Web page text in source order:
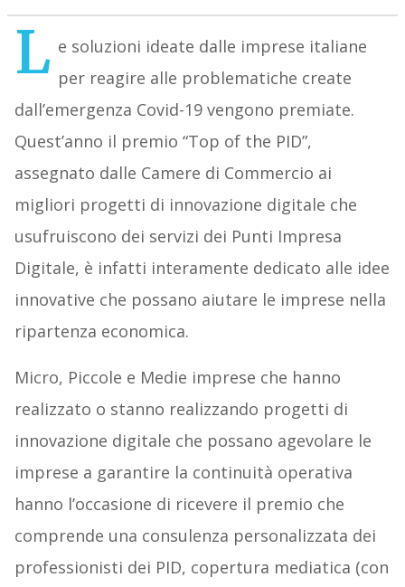
L e soluzioni ideate dalle imprese italiane
per reagire alle problematiche create
dall’emergenza Covid-19 vengono premiate.
Quest’anno il premio “Top of the PID”,
assegnato dalle Camere di Commercio ai
migliori progetti di innovazione digitale che
usufruiscono dei servizi dei Punti Impresa
Digitale, è infatti interamente dedicato alle idee
innovative che possano aiutare le imprese nella
ripartenza economica.
Micro, Piccole e Medie imprese che hanno
realizzato o stanno realizzando progetti di
innovazione digitale che possano agevolare le
imprese a garantire la continuità operativa
hanno l’occasione di ricevere il premio che
comprende una consulenza personalizzata dei
professionisti dei PID, copertura mediatica (con